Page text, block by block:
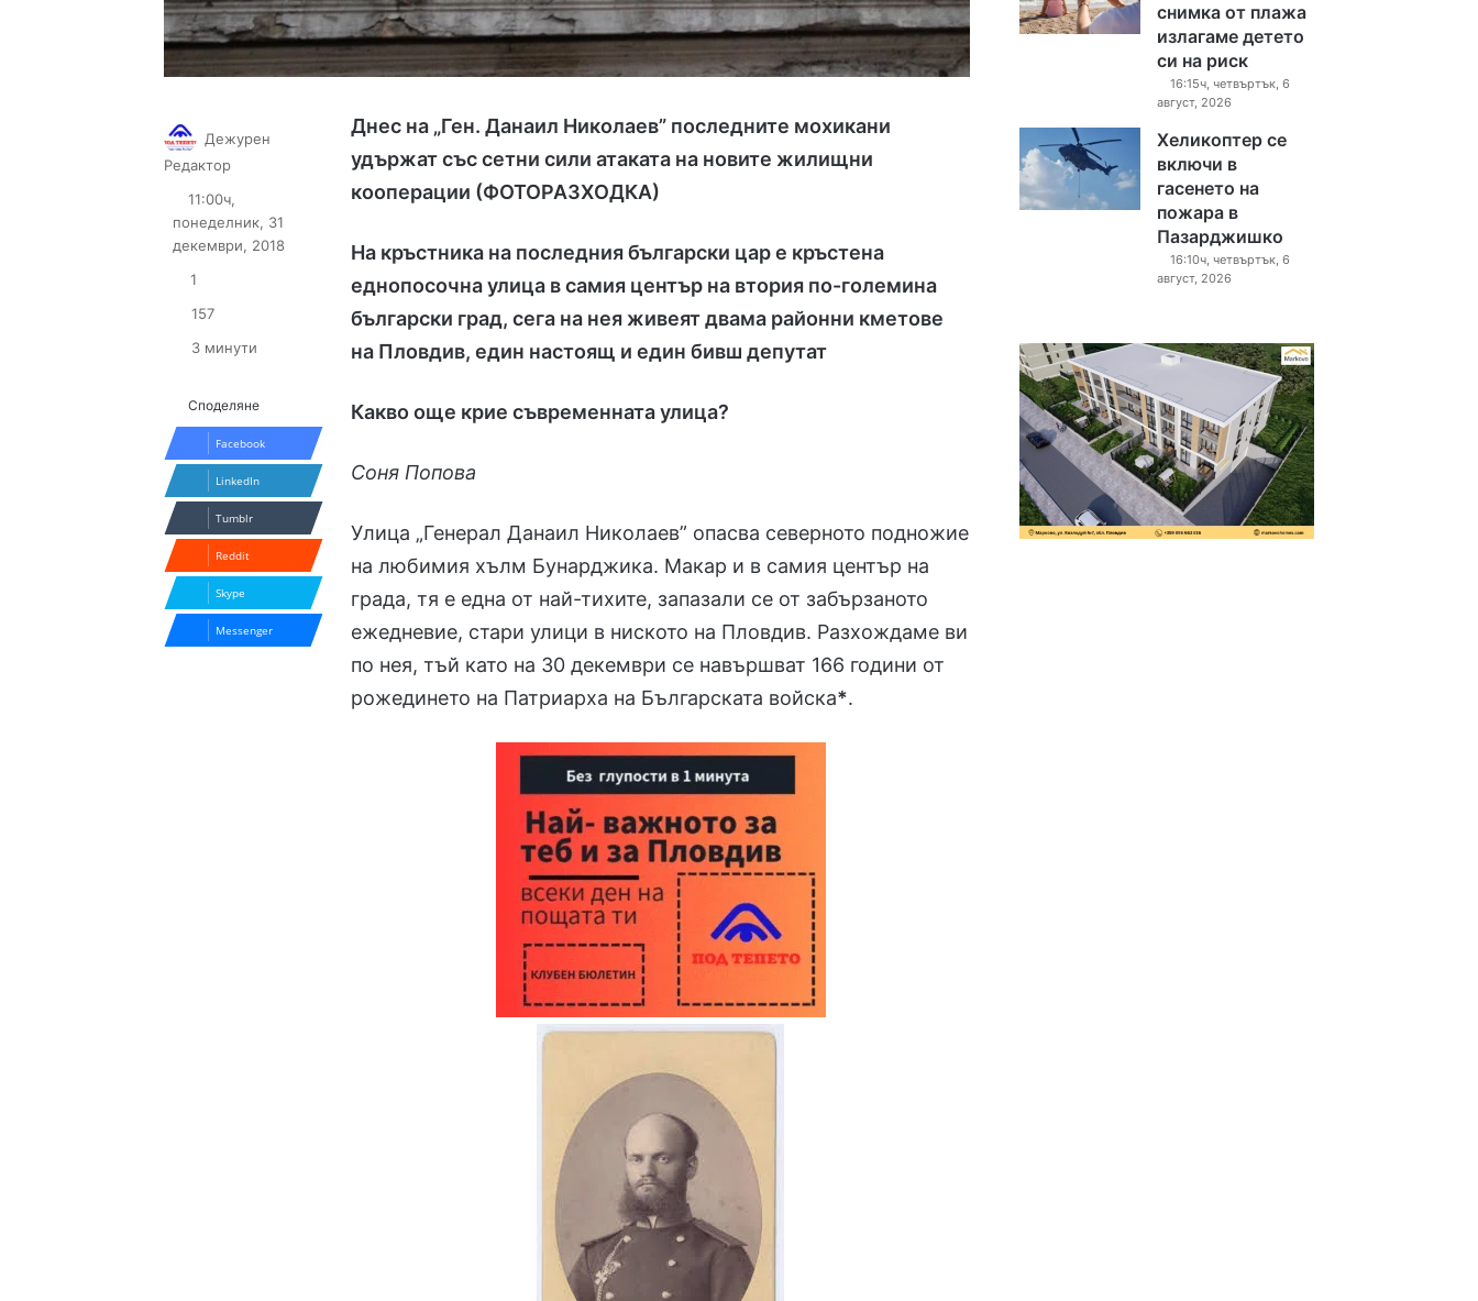
Днес на „Ген. Данаил Николаев” последните мохикани
удържат със сетни сили атаката на новите жилищни
кооперации (ФОТОРАЗХОДКА)
На кръстника на последния български цар е кръстена
еднопосочна улица в самия център на втория по-големина
български град, сега на нея живеят двама районни кметове
на Пловдив, един настоящ и един бивш депутат
Какво още крие съвременната улица?
Соня Попова
Улица „Генерал Данаил Николаев” опасва северното подножие
на любимия хълм Бунарджика. Макар и в самия център на
града, тя е една от най-тихите, запазали се от забързаното
ежедневие, стари улици в ниското на Пловдив. Разхождаме ви
по нея, тъй като на 30 декември се навършват 166 години от
рожединето на Патриарха на Българската войска*.
Дежурен
Редактор
11:00ч,
понеделник, 31
декември, 2018
1
157
3 минути
Споделяне
Facebook
LinkedIn
Tumblr
Reddit
Skype
Messenger
снимка от плажа
излагаме детето
си на риск
16:15ч, четвъртък, 6
август, 2026
Хеликоптер се
включи в
гасенето на
пожара в
Пазарджишко
16:10ч, четвъртък, 6
август, 2026